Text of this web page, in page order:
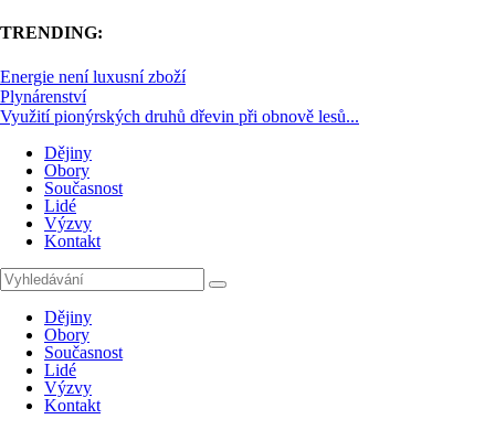
TRENDING:
Energie není luxusní zboží
Plynárenství
Využití pionýrských druhů dřevin při obnově lesů...
Dějiny
Obory
Současnost
Lidé
Výzvy
Kontakt
Dějiny
Obory
Současnost
Lidé
Výzvy
Kontakt